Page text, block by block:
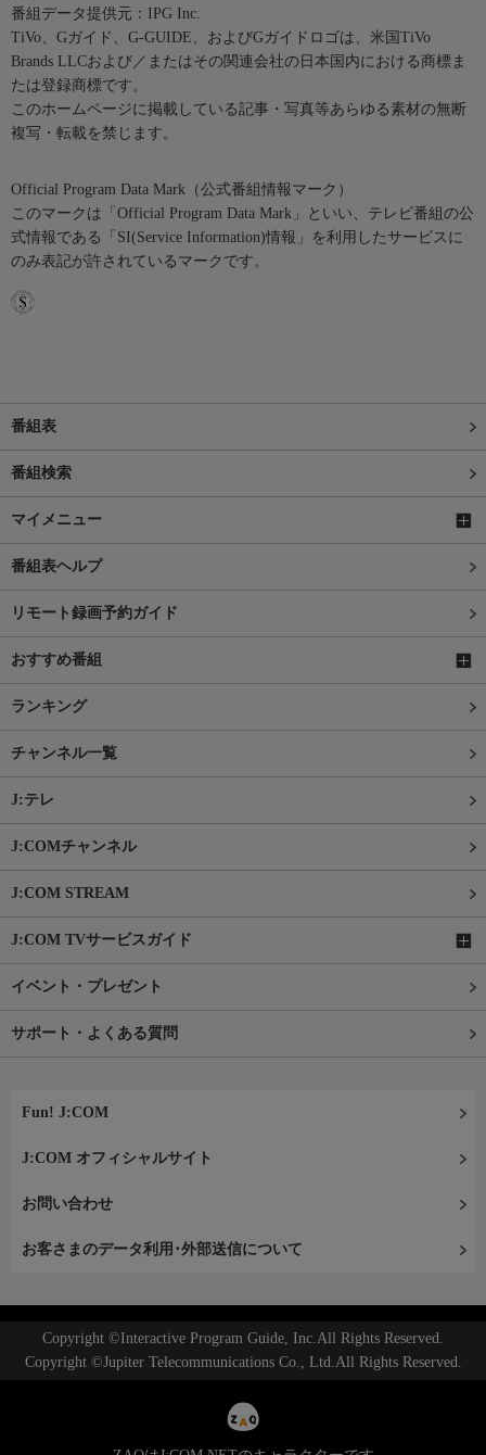
番組データ提供元：IPG Inc.
TiVo、Gガイド、G-GUIDE、およびGガイドロゴは、米国TiVo
Brands LLCおよび／またはその関連会社の日本国内における商標ま
たは登録商標です。
このホームページに掲載している記事・写真等あらゆる素材の無断
複写・転載を禁じます。
Official Program Data Mark（公式番組情報マーク）
このマークは「Official Program Data Mark」といい、テレビ番組の公
式情報である「SI(Service Information)情報」を利用したサービスに
のみ表記が許されているマークです。
番組表
番組検索
マイメニュー
番組表ヘルプ
リモート録画予約ガイド
おすすめ番組
ランキング
チャンネル一覧
J:テレ
J:COMチャンネル
J:COM STREAM
J:COM TVサービスガイド
イベント・プレゼント
サポート・よくある質問
Fun! J:COM
J:COM オフィシャルサイト
お問い合わせ
お客さまのデータ利用･外部送信について
Copyright ©Interactive Program Guide, Inc.All Rights Reserved.
Copyright ©Jupiter Telecommunications Co., Ltd.All Rights Reserved.